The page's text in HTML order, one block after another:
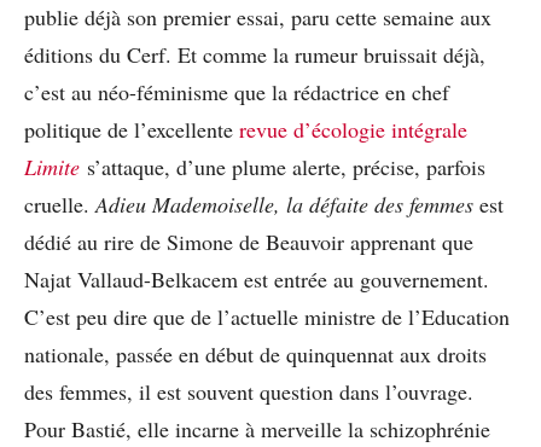
publie déjà son premier essai, paru cette semaine aux
éditions du Cerf. Et comme la rumeur bruissait déjà,
c’est au néo-féminisme que la rédactrice en chef
politique de l’excellente revue d’écologie intégrale
Limite s’attaque, d’une plume alerte, précise, parfois
cruelle. Adieu Mademoiselle, la défaite des femmes est
dédié au rire de Simone de Beauvoir apprenant que
Najat Vallaud-Belkacem est entrée au gouvernement.
C’est peu dire que de l’actuelle ministre de l’Education
nationale, passée en début de quinquennat aux droits
des femmes, il est souvent question dans l’ouvrage.
Pour Bastié, elle incarne à merveille la schizophrénie